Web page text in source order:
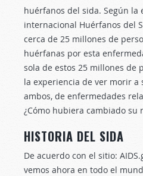
huérfanos del sida. Según la
internacional Huérfanos del
cerca de 25 millones de
huérfanas por esta
sola de estos 25 millones de
la experiencia de ver morir a
ambos, de enfermedades
¿Cómo hubiera cambiado su
HISTORIA DEL SIDA
De acuerdo con el sitio:
vemos ahora en todo el